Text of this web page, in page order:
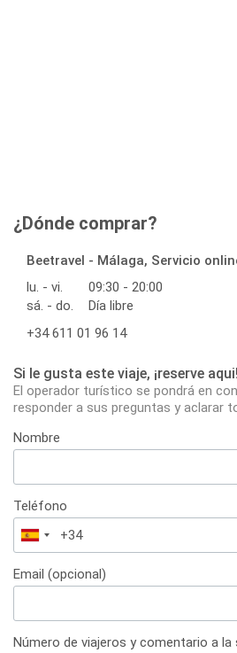
¿Dónde comprar?
Beetravel - Málaga, Servicio
lu. - vi.
09:30 - 20:00
sá. - do.
Día libre
+34 611 01 96 14
Si le gusta este viaje, ¡reserve aqui!
El operador turístico se pondrá en
responder a sus preguntas y aclarar
Nombre
Teléfono
España
+34
Email (opcional)
Número de viajeros y comentario a